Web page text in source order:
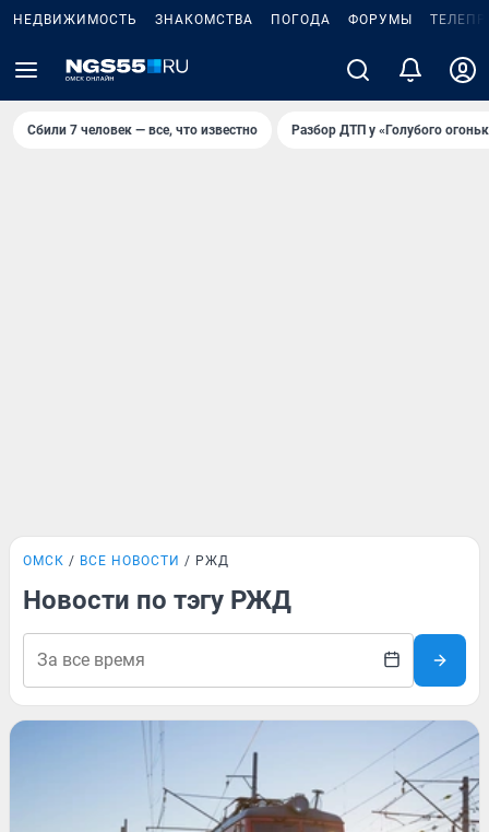
НЕДВИЖИМОСТЬ ЗНАКОМСТВА ПОГОДА ФОРУМЫ
Сбили 7 человек — все, что известно Разбор ДТП у «Голубого
ОМСК ВСЕ НОВОСТИ РЖД
Новости по тэгу РЖД